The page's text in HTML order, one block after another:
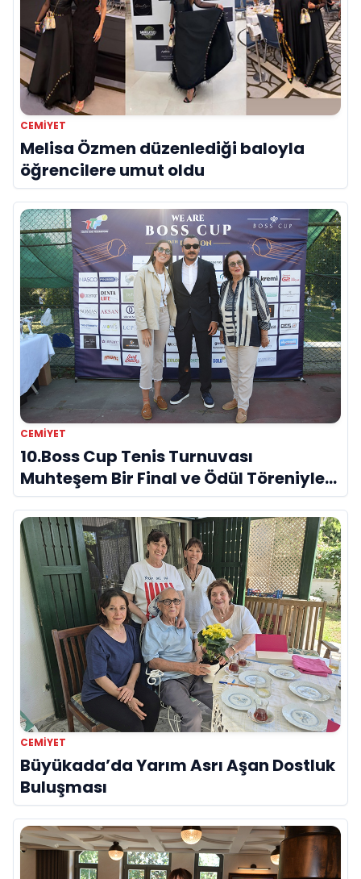
CEMIYET
Melisa Özmen düzenlediği baloyla
öğrencilere umut oldu
CEMIYET
10.Boss Cup Tenis Turnuvası
Muhteşem Bir Final ve Ödül Töreniyle
Sona Erdi
CEMIYET
Büyükada’da Yarım Asrı Aşan Dostluk
Buluşması